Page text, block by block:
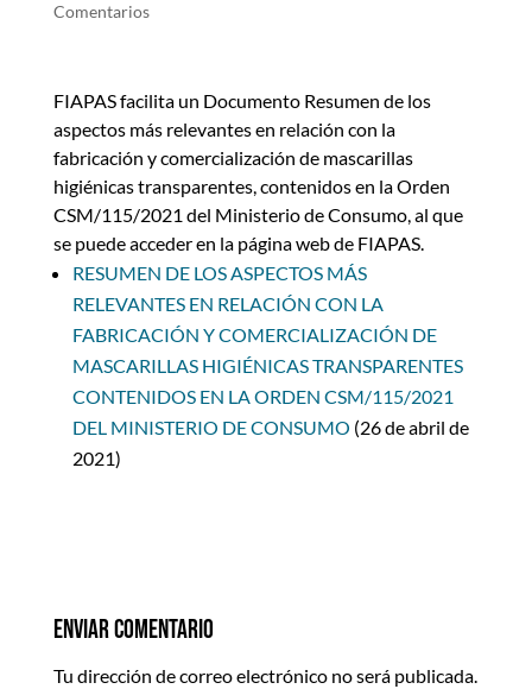
Comentarios
FIAPAS facilita un Documento Resumen de los
aspectos más relevantes en relación con la
fabricación y comercialización de mascarillas
higiénicas transparentes, contenidos en la Orden
CSM/115/2021 del Ministerio de Consumo, al que
se puede acceder en la página web de FIAPAS.
RESUMEN DE LOS ASPECTOS MÁS
RELEVANTES EN RELACIÓN CON LA
FABRICACIÓN Y COMERCIALIZACIÓN DE
MASCARILLAS HIGIÉNICAS TRANSPARENTES
CONTENIDOS EN LA ORDEN CSM/115/2021
DEL MINISTERIO DE CONSUMO (26 de abril de
2021)
Enviar comentario
Tu dirección de correo electrónico no será publicada.